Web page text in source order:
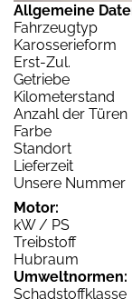
Allgemeine
Fahrzeugtyp
Karosserieform
Erst-Zul.
Getriebe
Kilometerstand
Anzahl der Türen
Farbe
Standort
Lieferzeit
Unsere Nummer
Motor:
kW / PS
Treibstoff
Hubraum
Umweltnormen:
Schadstoffklasse